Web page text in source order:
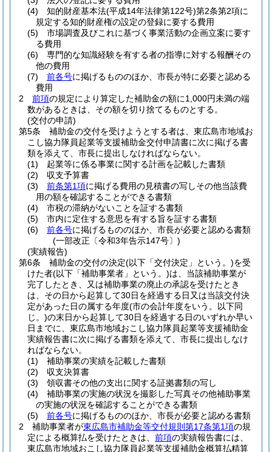
(4)
知的財産基本法(平成14年法律第122号)第2条第2項に
規定する知的財産権の設定の登録に要する費用
(5)
市場調査及びこれに基づく事業活動の企画立案に要す
る費用
(6)
専門的な知識経験を有する者の指導に対する報酬その
他の費用
(7)
前各号に掲げるもののほか、市長が特に必要と認める
費用
2
前項の規定により算定した補助金の額に1,000円未満の端
数があるときは、その額を切り捨てるものとする。
(交付の申請)
第5条
補助金の交付を受けようとする者は、東広島市地域お
こし協力隊員起業等支援補助金交付申請書に次に掲げる書
類を添えて、市長に提出しなければならない。
(1)
起業等に係る事業に関する計画を記載した書類
(2)
収支予算書
(3)
前条第1項に掲げる費用の見積書の写しその他当該費
用の額を確認することができる書類
(4)
市税の滞納がないことを証する書類
(5)
市内に定住する意思を有する旨を証する書類
(6)
前各号に掲げるもののほか、市長が必要と認める書類
(一部改正〔令和3年告示147号〕)
(実績報告)
第6条
補助金の交付の決定(以下「交付決定」という。)を受
けた者(以下「補助事業者」という。)は、当該補助事業が
完了したとき、又は補助事業の廃止の承認を受けたとき
は、その日から起算して30日を経過する日又は当該交付決
定があった日の属する年度(市の会計年度をいう。以下同
じ。)の末日から起算して30日を経過する日のいずれか早い
日までに、東広島市地域おこし協力隊員起業等支援補助金
実績報告書に次に掲げる書類を添えて、市長に提出しなけ
ればならない。
(1)
補助事業の実績を記載した書類
(2)
収支決算書
(3)
領収書その他の支出に関する証拠書類の写し
(4)
補助事業の実施の状況を撮影した写真その他補助事業
の実施の状況を確認することができる書類
(5)
前各号に掲げるもののほか、市長が必要と認める書類
2
補助事業者が東広島市補助金等交付規則第17条第1項の規
定による概算払を受けたときは、 前項の実績報告書には、
東広島市地域おこし協力隊員起業等支援補助金概算払精算